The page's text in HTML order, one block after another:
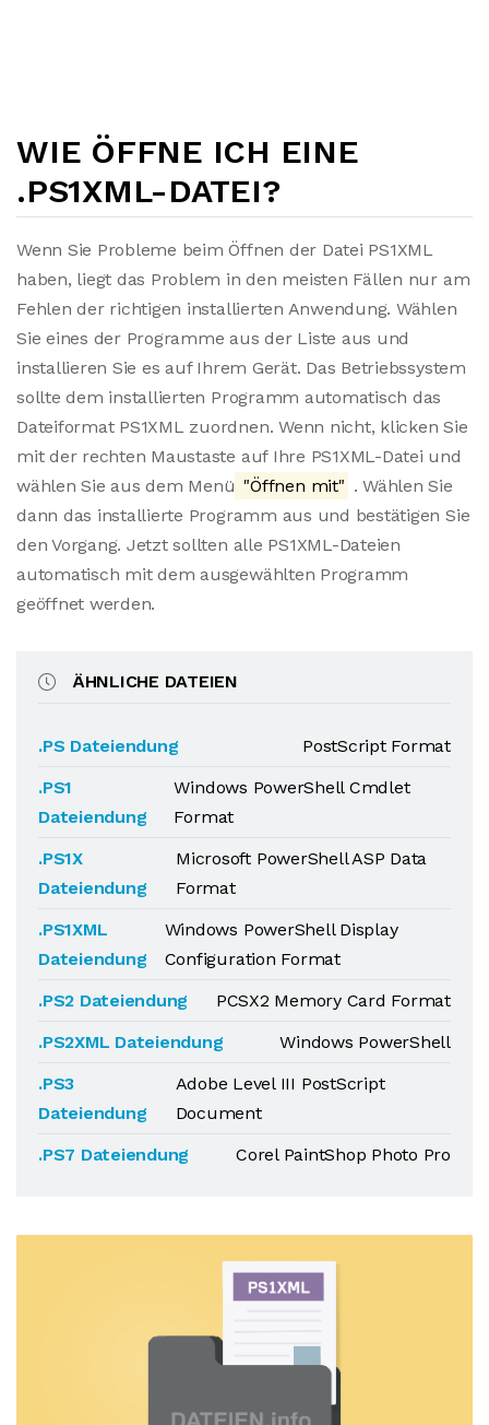
WIE ÖFFNE ICH EINE
.PS1XML-DATEI?
Wenn Sie Probleme beim Öffnen der Datei PS1XML
haben, liegt das Problem in den meisten Fällen nur am
Fehlen der richtigen installierten Anwendung. Wählen
Sie eines der Programme aus der Liste aus und
installieren Sie es auf Ihrem Gerät. Das Betriebssystem
sollte dem installierten Programm automatisch das
Dateiformat PS1XML zuordnen. Wenn nicht, klicken Sie
mit der rechten Maustaste auf Ihre PS1XML-Datei und
wählen Sie aus dem Menü "Öffnen mit" . Wählen Sie
dann das installierte Programm aus und bestätigen Sie
den Vorgang. Jetzt sollten alle PS1XML-Dateien
automatisch mit dem ausgewählten Programm
geöffnet werden.
ÄHNLICHE DATEIEN
.PS Dateiendung
PostScript Format
.PS1
Dateiendung
Windows PowerShell Cmdlet
Format
.PS1X
Dateiendung
Microsoft PowerShell ASP Data
Format
.PS1XML
Dateiendung
Windows PowerShell Display
Configuration Format
.PS2 Dateiendung
PCSX2 Memory Card Format
.PS2XML Dateiendung
Windows PowerShell
.PS3
Dateiendung
Adobe Level III PostScript
Document
.PS7 Dateiendung
Corel PaintShop Photo Pro